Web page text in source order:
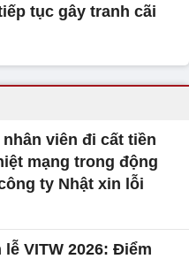
tục gây tranh cãi
viên đi cất tiền
mạng trong động
ty Nhật xin lỗi
lễ VITW 2026: Điểm